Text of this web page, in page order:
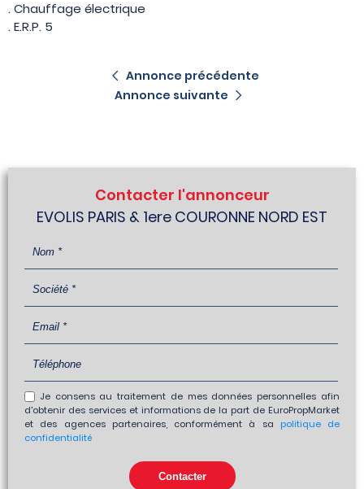
. Chauffage électrique
. E.R.P. 5
Annonce précédente
Annonce suivante
Contacter l'annonceur
EVOLIS PARIS & 1ere COURONNE NORD EST
Je consens au traitement de mes données personnelles afin
d'obtenir des services et informations de la part de EuroPropMarket
et des agences partenaires, conformément à sa politique de
confidentialité